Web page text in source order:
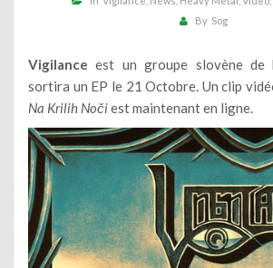
By Sog
Vigilance est un groupe slovène de
sortira un EP le 21 Octobre. Un clip
Na Krilih Nočiest maintenant en ligne.